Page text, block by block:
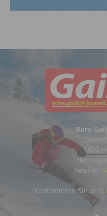
Büro
9620
Telefon:
Kontaktieren Sie uns: